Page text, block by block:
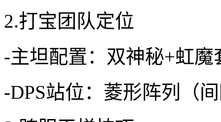
2.打宝团队定位
-主坦配置：双神秘+虹魔
-DPS站位：菱形阵列（